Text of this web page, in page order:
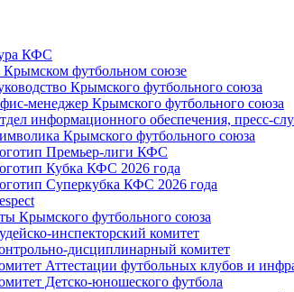
КФС
футбольном союзе
Крымского футбольного союза
менеджер Крымского футбольного союза
информационного обеспечения, пресс-
Крымского футбольного союза
Премьер-лиги КФС
Кубка КФС 2026 года
Суперкубка КФС 2026 года
Крымского футбольного союза
инспекторский комитет
дисциплинарный комитет
Аттестации футбольных клубов и
Детско-юношеского футбола